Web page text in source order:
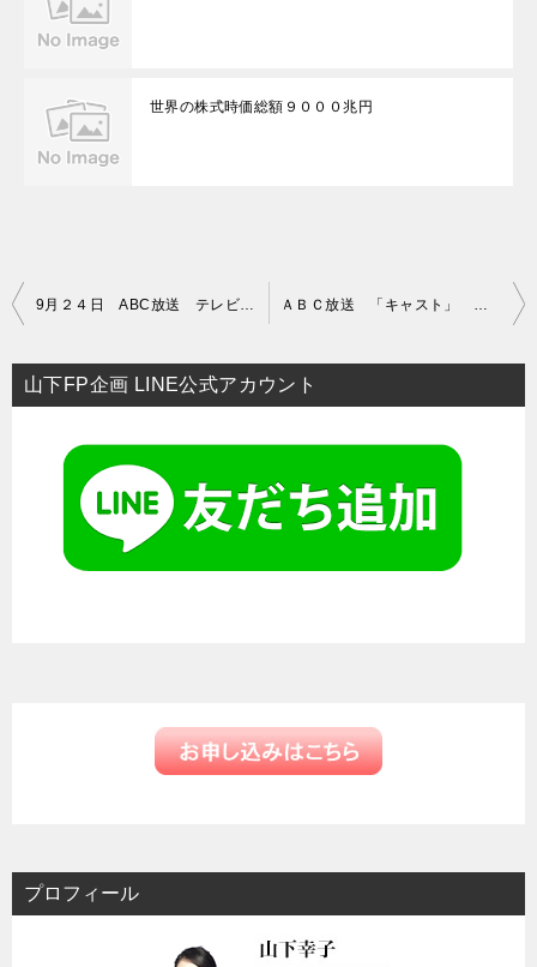
世界の株式時価総額９０００兆円
投
ナ
9月２４日 ABC放送 テレビ番組 「キャスト」に出演します。 ＡＢＣ放送 「キャスト」 テレビ番組に生出演いたしました！
山下FP企画 LINE公式アカウント
プロフィール